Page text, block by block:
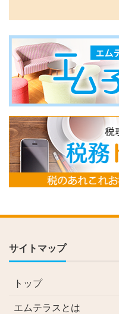
サイトマップ
トップ
エムテラスとは